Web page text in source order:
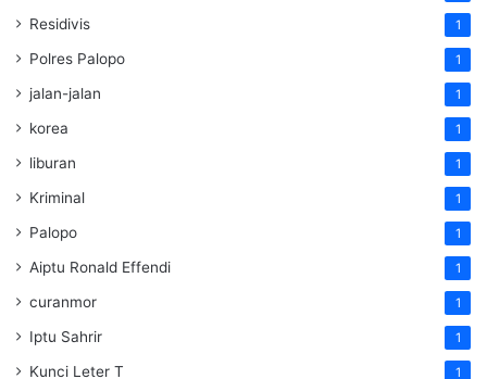
Residivis 1
Polres Palopo 1
jalan-jalan 1
korea 1
liburan 1
Kriminal 1
Palopo 1
Aiptu Ronald Effendi 1
curanmor 1
Iptu Sahrir 1
Kunci Leter T 1